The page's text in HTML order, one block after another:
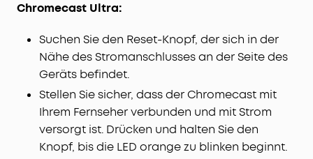
Chromecast Ultra:
Suchen Sie den Reset-Knopf, der sich in der
Nähe des Stromanschlusses an der Seite des
Geräts befindet.
Stellen Sie sicher, dass der Chromecast mit
Ihrem Fernseher verbunden und mit Strom
versorgt ist. Drücken und halten Sie den
Knopf, bis die LED orange zu blinken beginnt.